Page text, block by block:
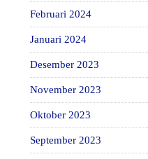
Februari 2024
Januari 2024
Desember 2023
November 2023
Oktober 2023
September 2023